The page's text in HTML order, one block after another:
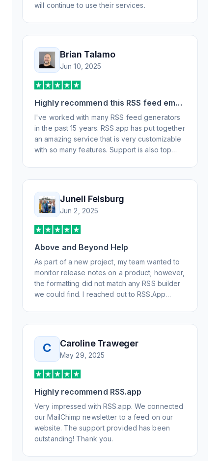
will continue to use their services.
Brian Talamo
Jun 10, 2025
Highly recommend this RSS feed email
/ widget generator service.
I've worked with many RSS feed generators
in the past 15 years. RSS.app has put together
an amazing service that is very customizable
with so many features. Support is also top
professionally. Highly recommend for all your
RSS feed needs. Our trucking news hub
website couldn't work without it. Thank you.
Junell Felsburg
Jun 2, 2025
Above and Beyond Help
As part of a new project, my team wanted to
monitor release notes on a product; however,
the formatting did not match any RSS builder
we could find. I reached out to RSS.App
day, but I spoke to someone who was
knowledgeable, kind, and clearly wanted to
understand the issue. It has been a few
weeks, but after many revisions and direct
support, all of my release notes are in a way
that my users understand and find value in.
Honestly, it has been an exceptional
experience, and I will be pushing everyone I
know to RSS.app for their RSS needs.
C Caroline Traweger
May 29, 2025
Highly recommend RSS.app
Very impressed with RSS.app. We connected
our MailChimp newsletter to a feed on our
website. The support provided has been
outstanding! Thank you.